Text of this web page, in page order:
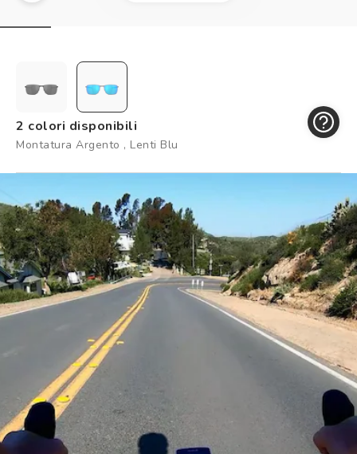
Controllo visivo
Logout
2 colori disponibili
Montatura Argento , Lenti Blu